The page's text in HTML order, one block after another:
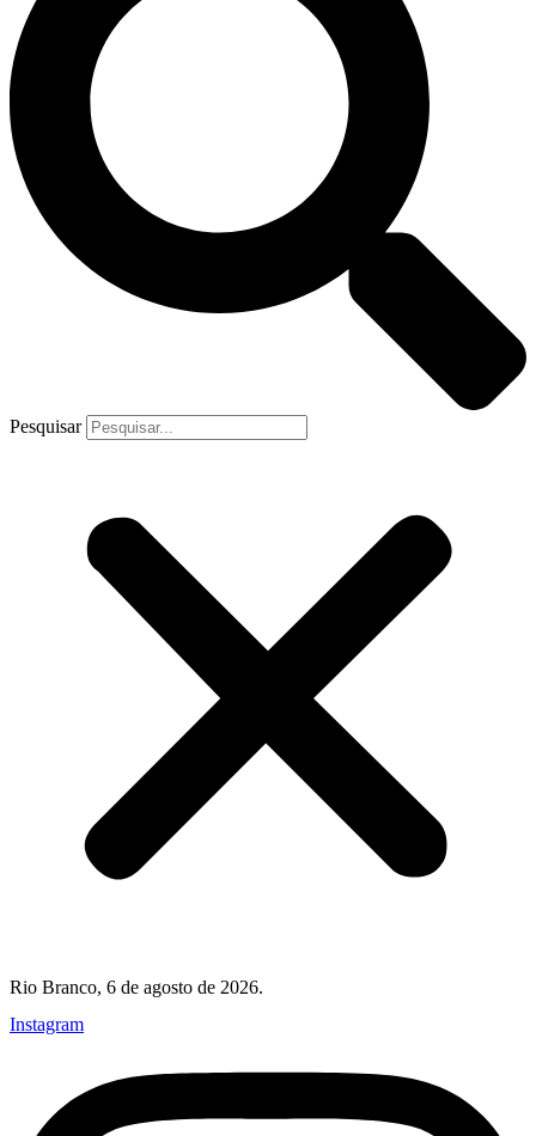
Pesquisar
Rio Branco, 6 de agosto de 2026.
Instagram